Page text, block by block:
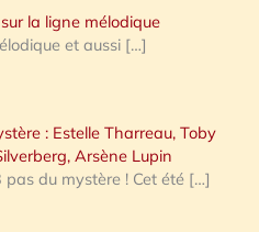
la ligne mélodique
et aussi […]
: Estelle Tharreau, Toby
Arsène Lupin
du mystère ! Cet été […]